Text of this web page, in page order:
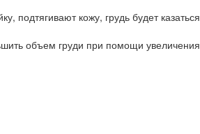
кожу, грудь будет казаться
объем груди при помощи увеличения